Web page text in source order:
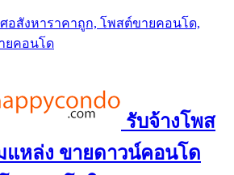
อสังหาราคาถูก, โพสต์ขายคอนโด,
ยคอนโด
รับจ้างโพส
แหล่ง ขายดาวน์คอนโด